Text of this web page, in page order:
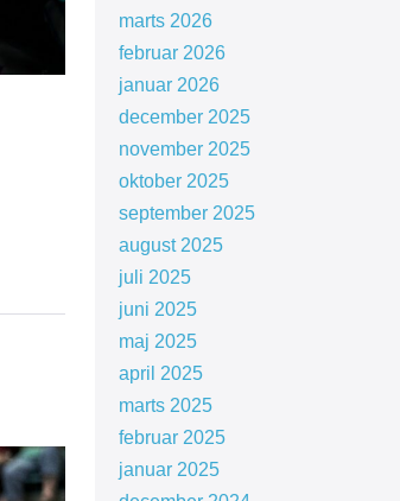
marts 2026
februar 2026
januar 2026
december 2025
november 2025
oktober 2025
september 2025
august 2025
juli 2025
juni 2025
maj 2025
april 2025
marts 2025
februar 2025
januar 2025